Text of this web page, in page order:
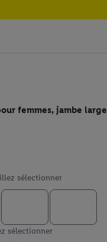
femmes, jambe large
sélectionner
sélectionner